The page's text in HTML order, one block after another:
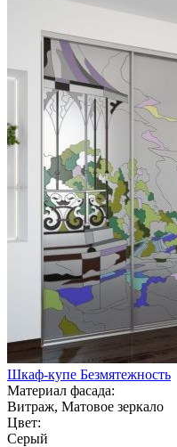
Шкаф-купе Безмятежность
Материал фасада:
Витраж, Матовое зеркало
Цвет:
Серый